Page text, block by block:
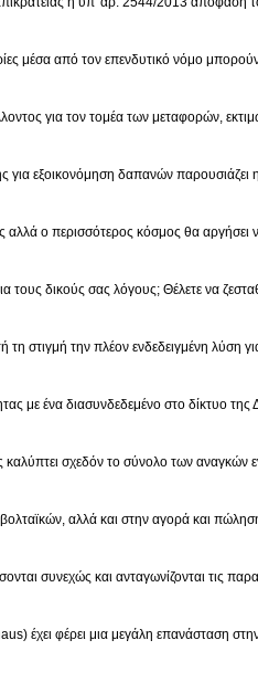
μέσα από τον επενδυτικό νόμο
για τον τομέα των μεταφορών,
για εξοικονόμηση δαπανών
αλλά ο περισσότερος κόσμος θα
τους δικούς σας λόγους; Θέλετε να
τη στιγμή την πλέον ενδεδειγμένη λύση
με ένα διασυνδεδεμένο στο δίκτυο
σχεδόν το σύνολο των αναγκών
αλλά και στην αγορά και
συνεχώς και ανταγωνίζονται τις
έχει φέρει μια μεγάλη επανάσταση